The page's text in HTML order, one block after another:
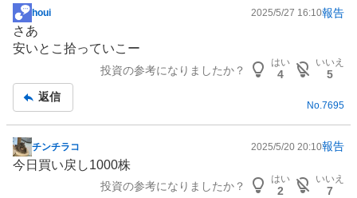
掲
示
板
houi 2025/5/27 16:10報告
さあ
安いとこ拾っていこー
投資の参考になりましたか？
はい
4
いいえ
5
返信
No. 7695
掲
示
チンチラコ 2025/5/20 20:10報告
今日買い戻し1000株
投資の参考になりましたか？
はい
2
いいえ
7